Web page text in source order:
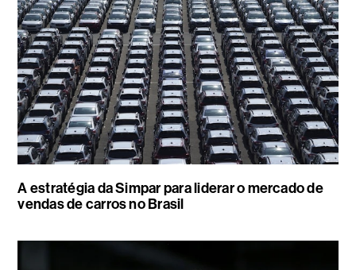
A estratégia da Simpar para liderar o mercado de
vendas de carros no Brasil